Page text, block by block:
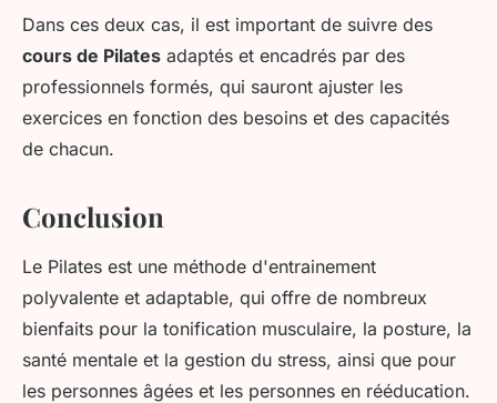
Dans ces deux cas, il est important de suivre des
cours de Pilates adaptés et encadrés par des
professionnels formés, qui sauront ajuster les
exercices en fonction des besoins et des capacités
de chacun.
Conclusion
Le Pilates est une méthode d'entrainement
polyvalente et adaptable, qui offre de nombreux
bienfaits pour la tonification musculaire, la posture, la
santé mentale et la gestion du stress, ainsi que pour
les personnes âgées et les personnes en rééducation.